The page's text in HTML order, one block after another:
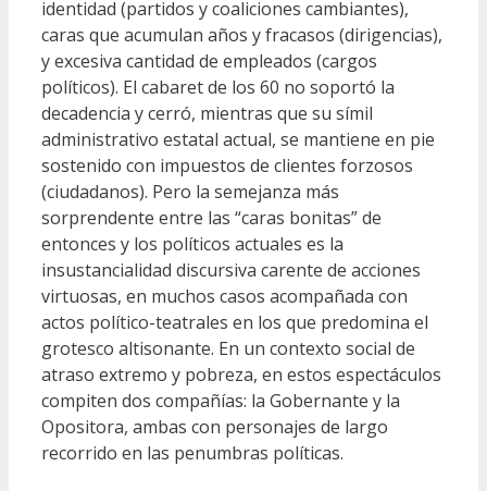
identidad (partidos y coaliciones cambiantes),
caras que acumulan años y fracasos (dirigencias),
y excesiva cantidad de empleados (cargos
políticos). El cabaret de los 60 no soportó la
decadencia y cerró, mientras que su símil
administrativo estatal actual, se mantiene en pie
sostenido con impuestos de clientes forzosos
(ciudadanos). Pero la semejanza más
sorprendente entre las “caras bonitas” de
entonces y los políticos actuales es la
insustancialidad discursiva carente de acciones
virtuosas, en muchos casos acompañada con
actos político-teatrales en los que predomina el
grotesco altisonante. En un contexto social de
atraso extremo y pobreza, en estos espectáculos
compiten dos compañías: la Gobernante y la
Opositora, ambas con personajes de largo
recorrido en las penumbras políticas.